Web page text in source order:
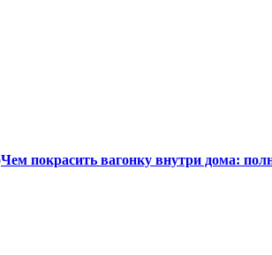
Чем покрасить вагонку внутри дома: